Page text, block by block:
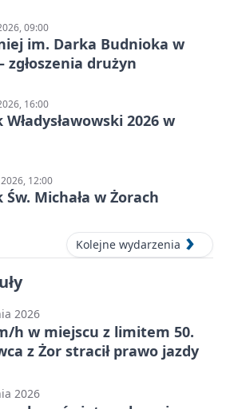
09:00
im. Darka Budnioka w
zgłoszenia drużyn
16:00
2026 w
12:00
Św. Michała w Żorach
Kolejne wydarzenia
2026
h w miejscu z limitem 50.
z Żor stracił prawo jazdy
2026